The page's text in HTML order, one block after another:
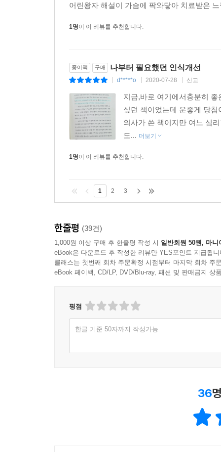
존재한다는 점을 지적한다. 항암제에 여러 부작용
항목’이기에 부작용을 최소화하기 위한 방법을
그렇게 더 나은 인식이 자리 잡는 사회가 되었으면
이 책은 그동안 정신과 의사가 쓴 책 중 가장 ‘솔
대해서는 생각하지 않았다. 막연히 마음이 힘들
책에는 그렇게 생각해온 것이 미안하고 무색할 정
했을까? 이 책을 먼저 읽은 작가 서늘한여름밤
망설이는 누군가에게 문턱을 낮추는 트리거이자
어린왕자 해설이 가슴에 팍와닿아 치료받은
1명이 이 리뷰를 추천합니다.
종이책 구매 나부터 필요했던 인식개선
d*****o 2020-07-28 신고
지금,바로 여기에서충분히
싶던 책이었는데 운좋게 당
의사가 쓴 책이지만 여느 심
도... 더보기
1명이 이 리뷰를 추천합니다.
1 2 3
한줄평 (39건)
1,000원 이상 구매 후 한줄평 작성 시 일반회원 50원, 마니
eBook은 다운로드 후 작성한 리뷰만 YES포인트 지급됩니
클래스는 첫번째 회차 주문확정 시점부터 마지막 회차 주
eBook 페이백, CD/LP, DVD/Blu-ray, 패션 및 판매금지 상
평점
한글 기준 50자까지 작성가능
36